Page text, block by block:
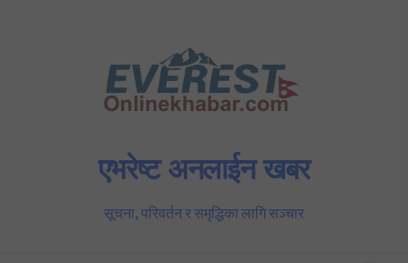
एभरेष्ट अनलाईन खबर
सूचना, परिवर्तन र समृद्धिका लागि सञ्चार